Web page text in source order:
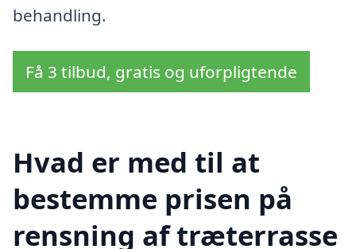
behandling.
Få 3 tilbud, gratis og uforpligtende
Hvad er med til at
bestemme prisen på
rensning af træterrasse